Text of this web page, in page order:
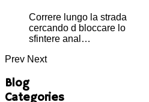
Correre lungo la strada
cercando d bloccare lo
sfintere anal…
Prev Next
Blog
Categories